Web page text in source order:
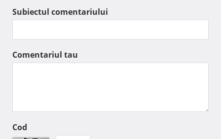
Subiectul comentariului
Comentariul tau
Cod